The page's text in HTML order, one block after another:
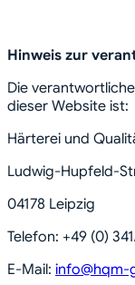
Hinweis zur
Die
dieser Website ist:
Härterei und
Ludwig-Hupfeld-
04178 Leipzig
Telefon: +49 (0)
E-Mail: info@hqm-